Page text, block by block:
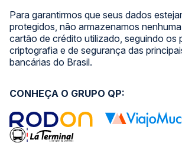
Para garantirmos que seus dados
protegidos, não armazenamos
cartão de crédito utilizado, seguindo os
criptografia e de segurança das
bancárias do Brasil.
CONHEÇA O GRUPO QP: